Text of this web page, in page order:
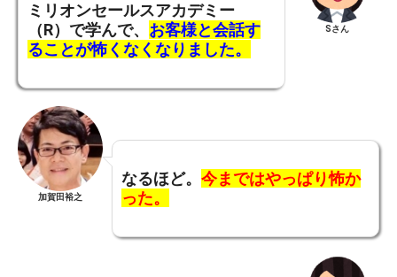
ミリオンセールスアカデミー
（R）で学んで、 お客様と会話す
ることが怖くなくなりました。
Sさん
加賀田裕之
なるほど。 今まではやっぱり怖か
った。